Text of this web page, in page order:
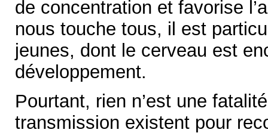
de concentration et favorise
nous touche tous, il est
jeunes, dont le cerveau est
développement.
Pourtant, rien n’est une
transmission existent pour